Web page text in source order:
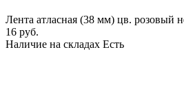
Лента атласная (38 мм) цв. розовый
16 руб.
Наличие на складах Есть